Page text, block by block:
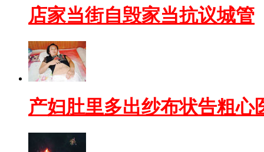
店家当街自毁家当抗议城管
产妇肚里多出纱布状告粗心